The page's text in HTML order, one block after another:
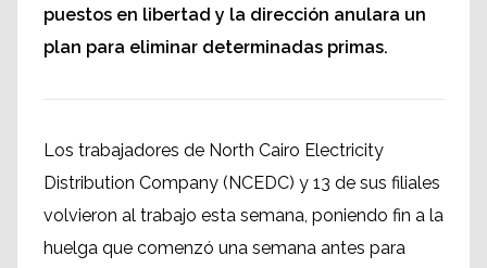
puestos en libertad y la dirección anulara un
plan para eliminar determinadas primas.
Los trabajadores de North Cairo Electricity
Distribution Company (NCEDC) y 13 de sus filiales
volvieron al trabajo esta semana, poniendo fin a la
huelga que comenzó una semana antes para